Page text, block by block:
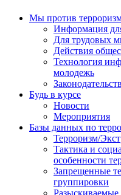
Мы против
Информация
Для трудовых
Действия
Технология
молодежь
Будь в курсе
Новости
Мероприятия
Базы данных по
Терроризм/
Тактика и
особенности
Запрещенные
группировки
Разыскиваемые